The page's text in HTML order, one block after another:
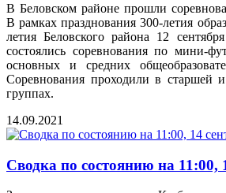
В Беловском районе прошли
В рамках празднования 300-летия
летия Беловского района 12
состоялись соревнования по мини-
основных и средних
Соревнования проходили в старшей
группах.
14.09.2021
Сводка по состоянию на 11:00,